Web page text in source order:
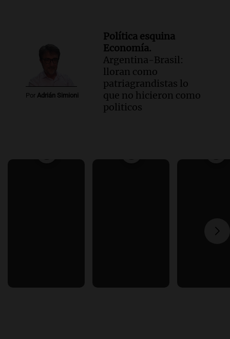
Por Adrián Simioni
Política esquina
Economía.
Argentina-Brasil:
lloran como
patriagrandistas lo
que no hicieron como
politicos